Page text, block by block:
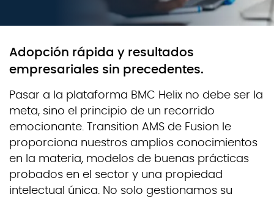
Adopción rápida y resultados
empresariales sin precedentes.
Pasar a la plataforma BMC Helix no debe ser la
meta, sino el principio de un recorrido
emocionante. Transition AMS de Fusion le
proporciona nuestros amplios conocimientos
en la materia, modelos de buenas prácticas
probados en el sector y una propiedad
intelectual única. No solo gestionamos su